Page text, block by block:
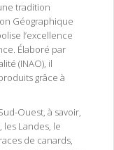
tradition
Géographique
l’excellence
Élaboré par
(INAO), il
grâce à
Ouest, à savoir,
les Landes, le
de canards,